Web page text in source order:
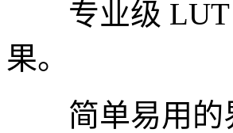
专业级 LUT
果。
简单易用的